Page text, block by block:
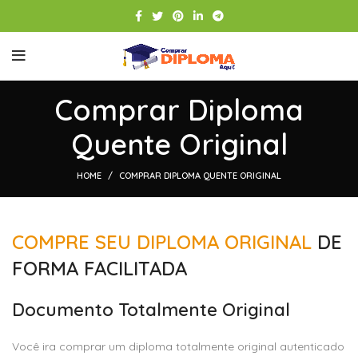
Comprar Diploma
Quente Original
HOME COMPRAR DIPLOMA QUENTE ORIGINAL
COMPRE SEU DIPLOMA ORIGINAL DE
FORMA FACILITADA
Documento Totalmente Original
Você ira comprar um diploma totalmente original autenticado